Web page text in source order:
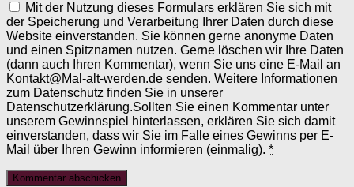
Mit der Nutzung dieses Formulars erklären Sie sich mit
der Speicherung und Verarbeitung Ihrer Daten durch diese
Website einverstanden. Sie können gerne anonyme Daten
und einen Spitznamen nutzen. Gerne löschen wir Ihre Daten
(dann auch Ihren Kommentar), wenn Sie uns eine E-Mail an
Kontakt@Mal-alt-werden.de senden. Weitere Informationen
zum Datenschutz finden Sie in unserer
Datenschutzerklärung.Sollten Sie einen Kommentar unter
unserem Gewinnspiel hinterlassen, erklären Sie sich damit
einverstanden, dass wir Sie im Falle eines Gewinns per E-
Mail über Ihren Gewinn informieren (einmalig). *